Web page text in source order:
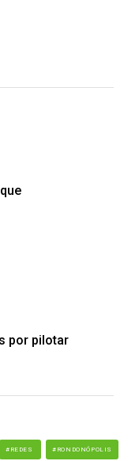
por pilotar
#REDES #RONDONÓPOLIS